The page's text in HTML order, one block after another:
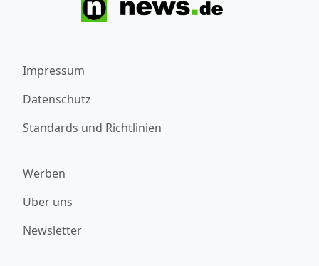
Impressum
Datenschutz
Standards und Richtlinien
Werben
Über uns
Newsletter